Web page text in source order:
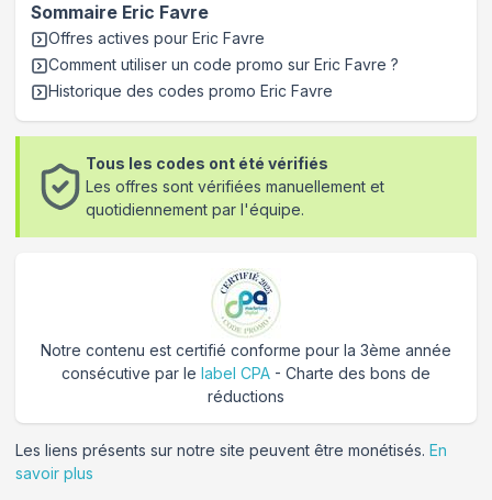
Sommaire Eric Favre
Offres actives pour Eric Favre
Comment utiliser un code promo sur Eric Favre ?
Historique des codes promo Eric Favre
Tous les codes ont été vérifiés
Les offres sont vérifiées manuellement et
quotidiennement par l'équipe.
Notre contenu est certifié conforme pour la 3ème année
consécutive par le label CPA - Charte des bons de
réductions
Les liens présents sur notre site peuvent être monétisés. En
savoir plus